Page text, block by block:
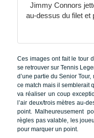
Jimmy Connors
au-dessus du filet et
Ces images ont fait le tour
se retrouver sur Tennis
d’une partie du Senior
ce match mais il semblerait
va réaliser un coup
l’air deux/trois mètres au-
point. Malheureusement
règles pas valable, les
pour marquer un point.